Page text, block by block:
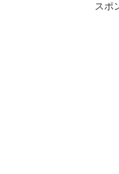
スポ